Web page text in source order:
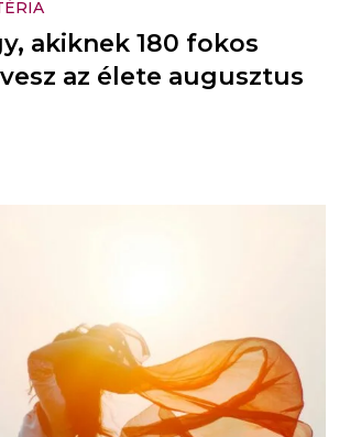
akiknek 180 fokos
az élete augusztus